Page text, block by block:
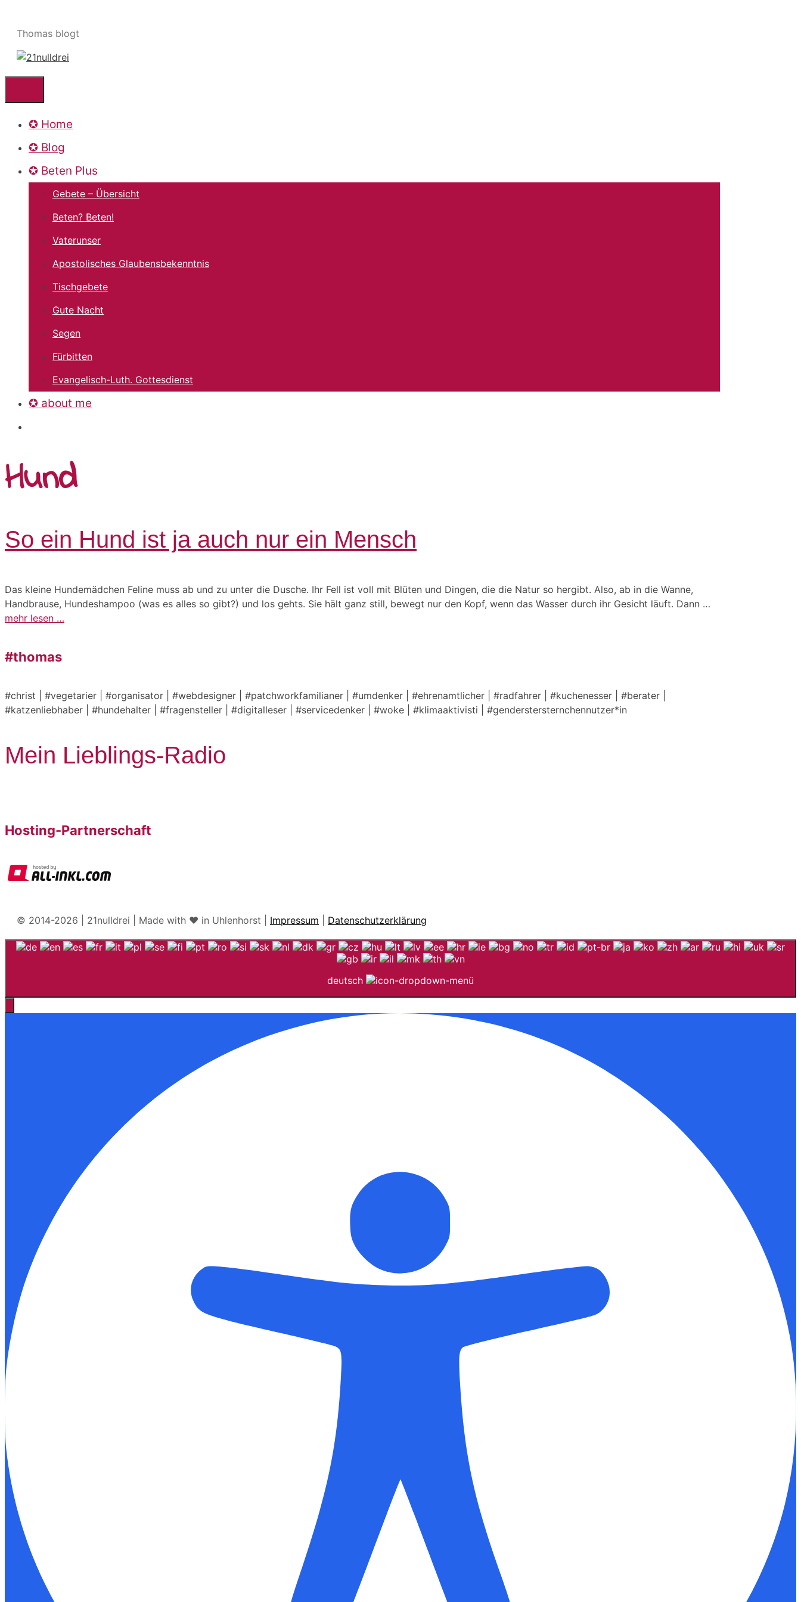
springen
Thomas blogt
✪ Home
✪ Blog
✪ Beten Plus
Gebete – Übersicht
Beten? Beten!
Vaterunser
Apostolisches Glaubensbekenntnis
Tischgebete
Gute Nacht
Segen
Fürbitten
Evangelisch-Luth. Gottesdienst
✪ about me
Hund
So ein Hund ist ja auch nur ein Mensch
Das kleine Hundemädchen Feline muss ab und zu unter die Dusche. Ihr Fell ist voll mit Blüten und Dingen, die die Natur so hergibt. Also, ab in die Wanne,
Handbrause, Hundeshampoo (was es alles so gibt?) und los gehts. Sie hält ganz still, bewegt nur den Kopf, wenn das Wasser durch ihr Gesicht läuft. Dann …
mehr lesen …
#thomas
#christ | #vegetarier | #organisator | #webdesigner | #patchworkfamilianer | #umdenker | #ehrenamtlicher | #radfahrer | #kuchenesser | #berater |
#katzenliebhaber | #hundehalter | #fragensteller | #digitalleser | #servicedenker | #woke | #klimaaktivisti | #genderstersternchennutzer*in
Mein Lieblings-Radio
Hosting-Partnerschaft
© 2014-2026 | 21nulldrei | Made with ♥️ in Uhlenhorst | Impressum Datenschutzerklärung
deutsch